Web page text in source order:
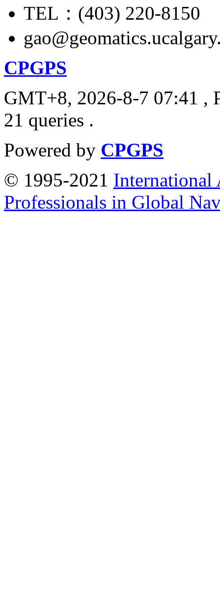
TEL：(403) 220-8150
CPGPS
GMT+8, 2026-8-7 07:41 ,
21 queries .
Powered by CPGPS
© 1995-2021 International
Professionals in Global